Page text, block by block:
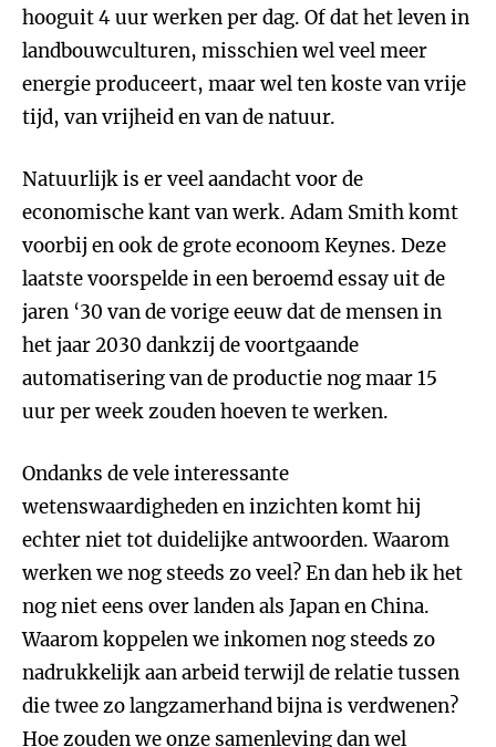
hooguit 4 uur werken per dag. Of dat het leven in
landbouwculturen, misschien wel veel meer
energie produceert, maar wel ten koste van vrije
tijd, van vrijheid en van de natuur.
Natuurlijk is er veel aandacht voor de
economische kant van werk. Adam Smith komt
voorbij en ook de grote econoom Keynes. Deze
laatste voorspelde in een beroemd essay uit de
jaren ‘30 van de vorige eeuw dat de mensen in
het jaar 2030 dankzij de voortgaande
automatisering van de productie nog maar 15
uur per week zouden hoeven te werken.
Ondanks de vele interessante
wetenswaardigheden en inzichten komt hij
echter niet tot duidelijke antwoorden. Waarom
werken we nog steeds zo veel? En dan heb ik het
nog niet eens over landen als Japan en China.
Waarom koppelen we inkomen nog steeds zo
nadrukkelijk aan arbeid terwijl de relatie tussen
die twee zo langzamerhand bijna is verdwenen?
Hoe zouden we onze samenleving dan wel